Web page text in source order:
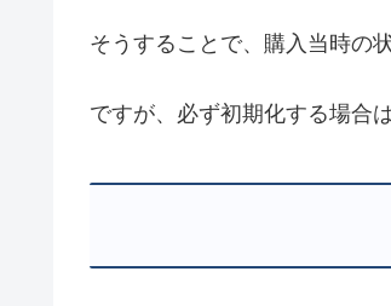
そうすることで、購入当時の
ですが、必ず初期化する場合